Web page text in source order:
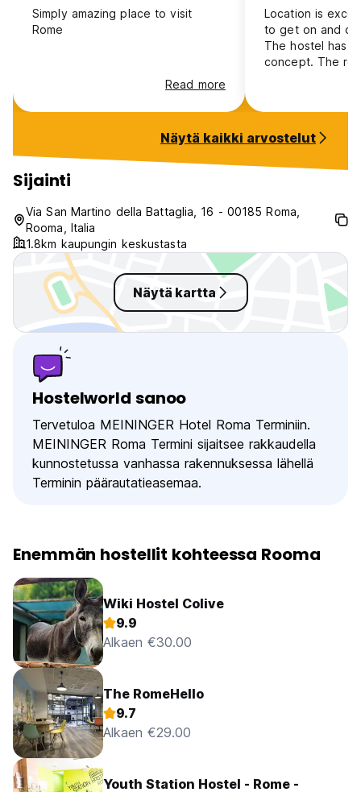
Simply amazing place to visit
Rome
Read more
Location is
to get on and
The hostel has
concept. The
Näytä kaikki arvostelut
Sijainti
Via San Martino della Battaglia, 16 - 00185 Roma,
Rooma, Italia
1.8km kaupungin keskustasta
Näytä kartta
Hostelworld sanoo
Tervetuloa MEININGER Hotel Roma Terminiin.
MEININGER Roma Termini sijaitsee rakkaudella
kunnostetussa vanhassa rakennuksessa lähellä
Terminin päärautatieasemaa.
Enemmän hostellit kohteessa Rooma
Wiki Hostel Colive
9.9
Alkaen €30.00
The RomeHello
9.7
Alkaen €29.00
Youth Station Hostel - Rome -